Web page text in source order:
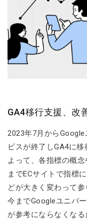
GA4移行支援、改
2023年7月から
ビスが終了しGA4に移
よって、各指標の概
までECサイトで指標
どが大きく変わって参
今までGoogleユニバ
が参考にならなくな